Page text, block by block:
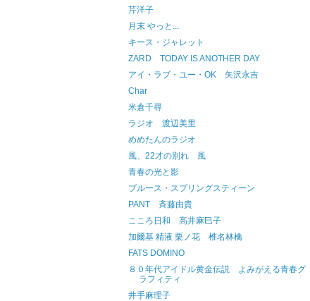
芹洋子
月末 やっと...
キース・ジャレット
ZARD TODAY IS ANOTHER DAY
アイ・ラブ・ユー・OK 矢沢永吉
Char
米倉千尋
ラジオ 渡辺美里
めめたんのラジオ
風、22才の別れ 風
青春の光と影
ブルース・スプリングスティーン
PANT 斉藤由貴
こころ日和 高井麻巳子
加爾基 精液 栗ノ花 椎名林檎
FATS DOMINO
８０年代アイドル黄金伝説 よみがえる青春グ
ラフィティ
井手麻理子